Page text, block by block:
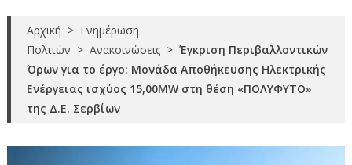
Αρχική > Ενημέρωση
Πολιτών > Ανακοινώσεις > Έγκριση Περιβαλλοντικών
Όρων για το έργο: Μονάδα Αποθήκευσης Ηλεκτρικής
Ενέργειας ισχύος 15,00MW στη θέση «ΠΟΛΥΦΥΤΟ»
της Δ.Ε. Σερβίων